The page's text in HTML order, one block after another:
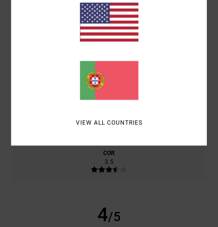
PRODUTO
CONFORTO
4.5
RELAÇÃO QUALIDADE/PREÇO
COR
3.5
4/5
VIEW ALL COUNTRIES